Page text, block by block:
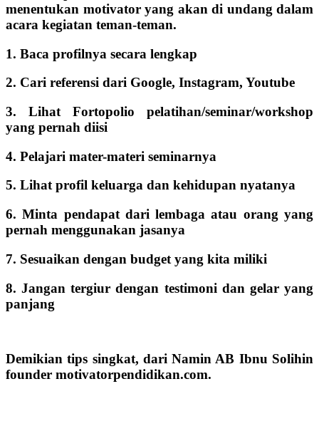
menentukan motivator yang akan di undang dalam
acara kegiatan teman-teman.
1. Baca profilnya secara lengkap
2. Cari referensi dari Google, Instagram, Youtube
3. Lihat Fortopolio pelatihan/seminar/workshop
yang pernah diisi
4. Pelajari mater-materi seminarnya
5. Lihat profil keluarga dan kehidupan nyatanya
6. Minta pendapat dari lembaga atau orang yang
pernah menggunakan jasanya
7. Sesuaikan dengan budget yang kita miliki
8. Jangan tergiur dengan testimoni dan gelar yang
panjang
Demikian tips singkat, dari Namin AB Ibnu Solihin
founder motivatorpendidikan.com.